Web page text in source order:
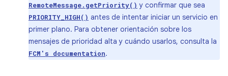
RemoteMessage.getPriority() y confirmar que sea
PRIORITY_HIGH() antes de intentar iniciar un servicio en
primer plano. Para obtener orientación sobre los
mensajes de prioridad alta y cuándo usarlos, consulta la
FCM's documentation.